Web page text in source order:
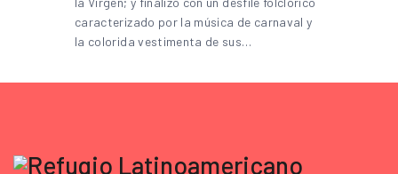
caracterizado por la música de carnaval y
la colorida vestimenta de sus…